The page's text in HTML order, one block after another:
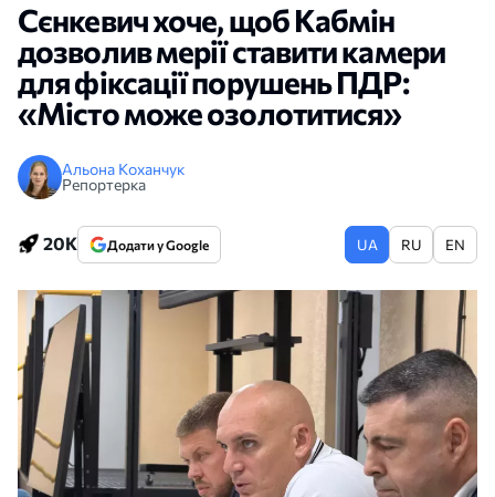
Сєнкевич хоче, щоб Кабмін
дозволив мерії ставити камери
для фіксації порушень ПДР:
«Місто може озолотитися»
Альона Коханчук
Репортерка
20K Додати у Google UA RU EN